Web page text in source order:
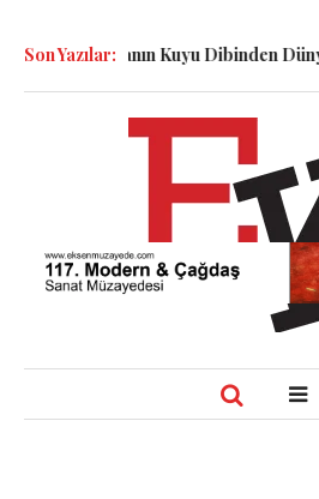
Son Yazılar:
Kasabanın Kuyu Dibinden